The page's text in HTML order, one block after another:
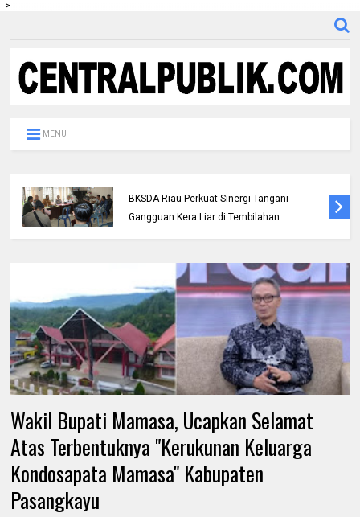
-->
MENU
BKSDA Riau Perkuat Sinergi Tangani
Gangguan Kera Liar di Tembilahan
Wakil Bupati Mamasa, Ucapkan Selamat
Atas Terbentuknya "Kerukunan Keluarga
Kondosapata Mamasa" Kabupaten
Pasangkayu